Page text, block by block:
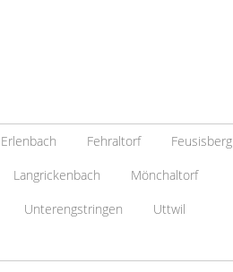
Erlenbach Fehraltorf
Feusisberg
Langrickenbach
Mönchaltorf
Unterengstringen
Uttwil